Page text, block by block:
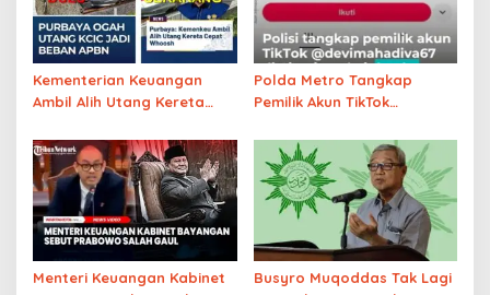
Kementerian Keuangan
Ambil Alih Utang Kereta
Polda Metro Tangkap
Pemilik Akun TikTok
Demo Agustus
Menteri Keuangan Kabinet
Busyro Muqoddas Tak Lagi